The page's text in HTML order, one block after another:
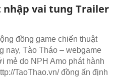
nhập vai tung Trailer
đồng game chiến thuật
nay, Tào Tháo – webgame
mẻ do NPH Amo phát hành
TaoThao.vn/ đồng ấn định